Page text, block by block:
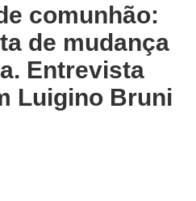
comunhão:
de mudança
Entrevista
Luigino Bruni